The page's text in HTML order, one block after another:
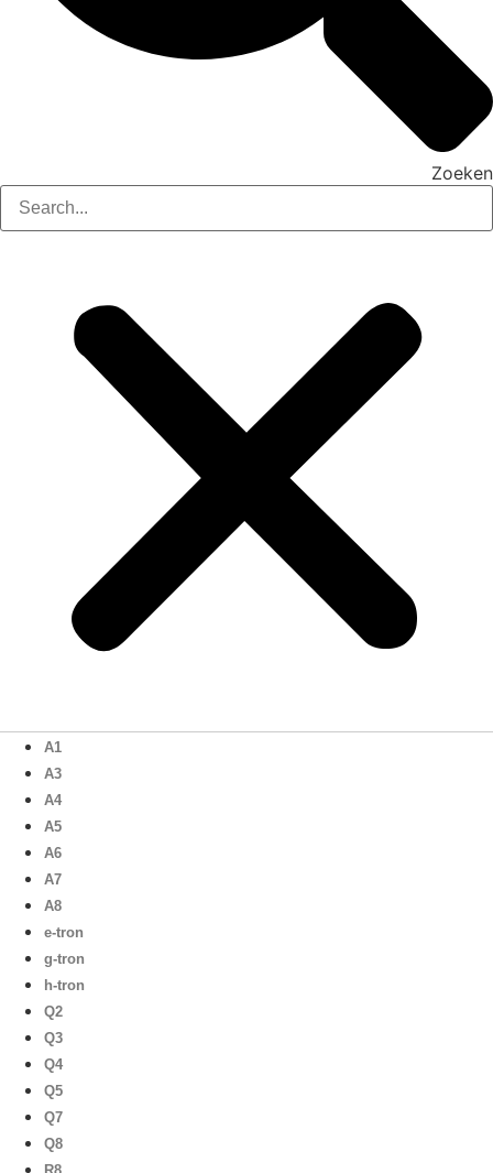
Zoeken
A1
A3
A4
A5
A6
A7
A8
e-tron
g-tron
h-tron
Q2
Q3
Q4
Q5
Q7
Q8